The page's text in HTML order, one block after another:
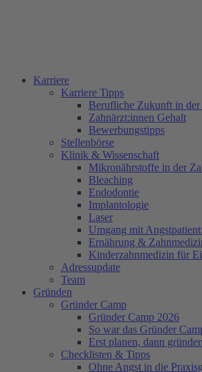
Karriere
Karriere Tipps
Berufliche Zukunft in der
Zahnärzt:innen Gehalt
Bewerbungstipps
Stellenbörse
Klinik & Wissenschaft
Mikronährstoffe in der
Bleaching
Endodontie
Implantologie
Laser
Umgang mit
Ernährung &
Kinderzahnmedizin für
Adressupdate
Team
Gründen
Gründer Camp
Gründer Camp 2026
So war das Gründer
Erst planen, dann gründen
Checklisten & Tipps
Ohne Angst in die